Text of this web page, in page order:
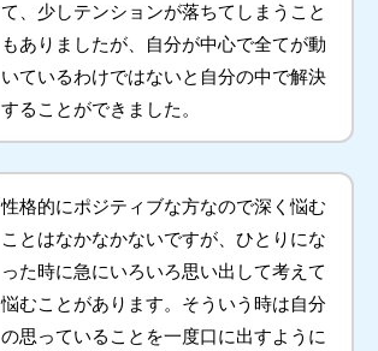
て、少しテンションが落ちてしまうこと
もありましたが、自分が中心で全てが動
いているわけではないと自分の中で解決
することができました。
性格的にポジティブな方なので深く悩む
ことはなかなかないですが、ひとりにな
った時に急にいろいろ思い出して考えて
悩むことがあります。そういう時は自分
の思っていることを一度口に出すように